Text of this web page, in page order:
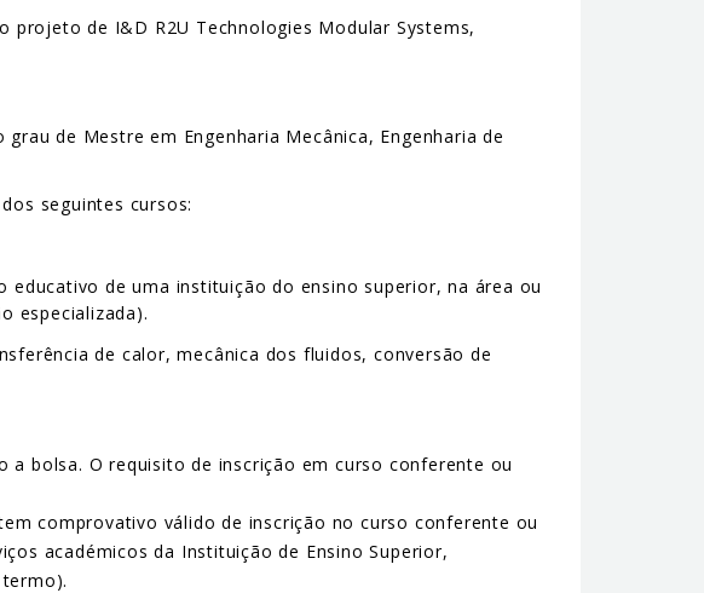
de I&D R2U Technologies Modular Systems,
de Mestre em Engenharia Mecânica, Engenharia de
seguintes cursos:
de uma instituição do ensino superior, na área ou
especializada).
de calor, mecânica dos fluidos, conversão de
bolsa. O requisito de inscrição em curso conferente ou
comprovativo válido de inscrição no curso conferente ou
académicos da Instituição de Ensino Superior,